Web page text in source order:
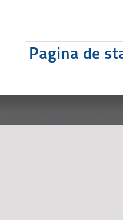
Pagina de